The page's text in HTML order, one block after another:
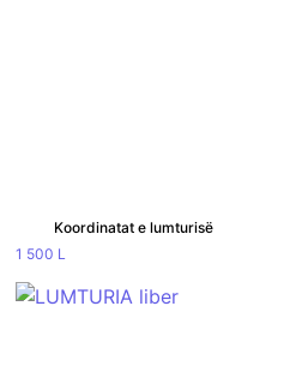
Koordinatat e lumturisë
1 500 L